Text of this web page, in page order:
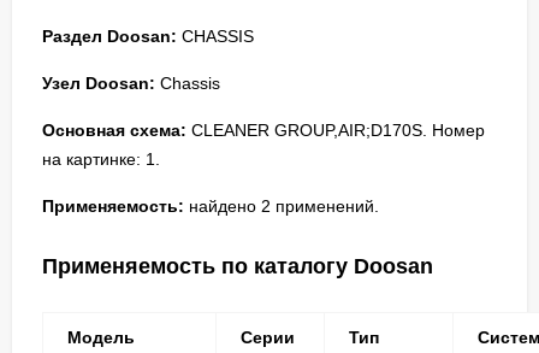
Раздел Doosan: CHASSIS
Узел Doosan: Chassis
Основная схема: CLEANER GROUP,AIR;D170S. Номер
на картинке: 1.
Применяемость: найдено 2 применений.
Применяемость по каталогу Doosan
Модель Серии Тип